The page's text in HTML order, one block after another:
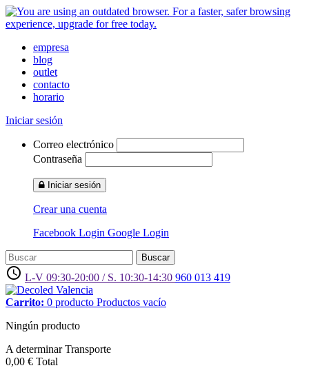
empresa
blog
outlet
contacto
horario
Iniciar sesión
Correo electrónico
Contraseña
Iniciar sesión
Crear una cuenta
Facebook Login Google Login
Buscar
access_time L-V 09:30-20:00 / S. 10:30-14:30 960 013 419
Carrito: 0 producto Productos vacío
Ningún producto
A determinarTransporte
0,00 € Total